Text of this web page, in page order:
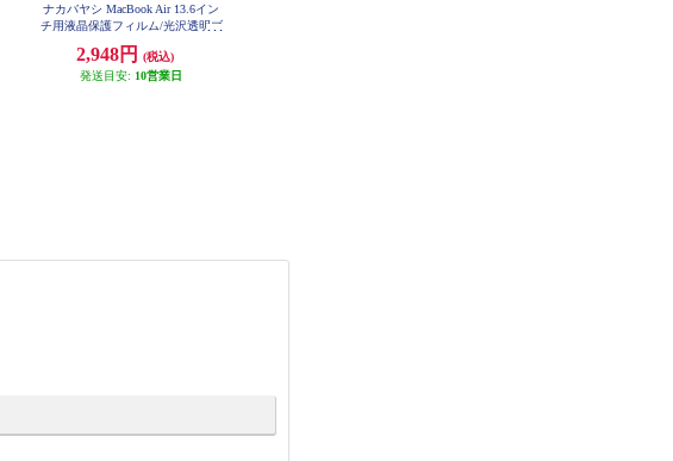
ナカバヤシ MacBook Air 13.6イン
チ用液晶保護フィルム/光沢透明ブ
KBC
2,948円
(税込)
発送目安: 10営業日